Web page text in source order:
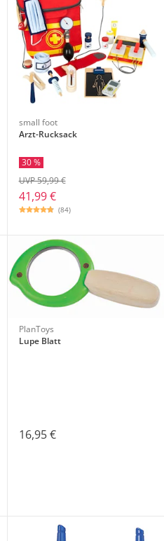
small foot
Arzt-Rucksack
30 %
41,99 €
UVP 59,99 €
(84)
PlanToys
Lupe Blatt
16,95 €